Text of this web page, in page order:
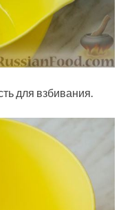
для взбивания.